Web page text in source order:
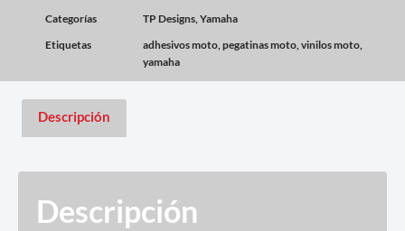
Categorías
TP Designs,Yamaha
Etiquetas
adhesivos moto,pegatinas moto,vinilos moto,
yamaha
Descripción
Descripción